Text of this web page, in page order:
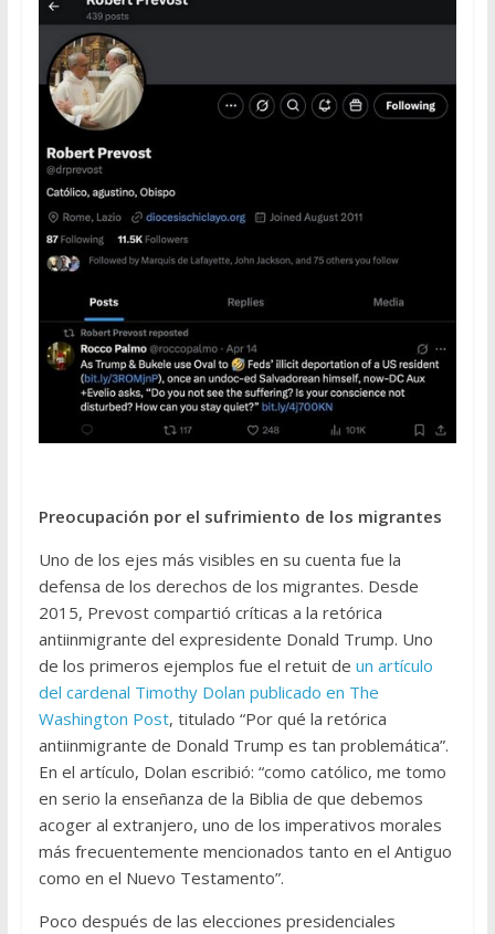
Preocupación por el sufrimiento de los migrantes
Uno de los ejes más visibles en su cuenta fue la
defensa de los derechos de los migrantes. Desde
2015, Prevost compartió críticas a la retórica
antiinmigrante del expresidente Donald Trump. Uno
de los primeros ejemplos fue el retuit de un artículo
del cardenal Timothy Dolan publicado en The
Washington Post, titulado “Por qué la retórica
antiinmigrante de Donald Trump es tan problemática”.
En el artículo, Dolan escribió: “como católico, me tomo
en serio la enseñanza de la Biblia de que debemos
acoger al extranjero, uno de los imperativos morales
más frecuentemente mencionados tanto en el Antiguo
como en el Nuevo Testamento”.
Poco después de las elecciones presidenciales